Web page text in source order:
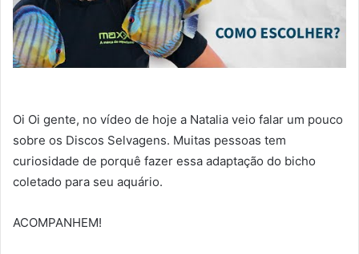
Oi Oi gente, no vídeo de hoje a Natalia veio falar um pouco
sobre os Discos Selvagens. Muitas pessoas tem
curiosidade de porquê fazer essa adaptação do bicho
coletado para seu aquário.
ACOMPANHEM!